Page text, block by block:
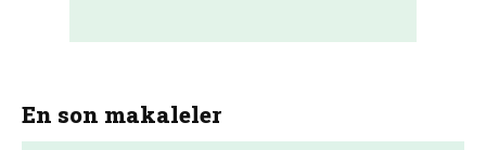
En son makaleler